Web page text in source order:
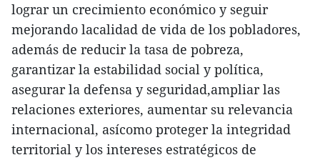
lograr un crecimiento económico y seguir
mejorando lacalidad de vida de los pobladores,
además de reducir la tasa de pobreza,
garantizar la estabilidad social y política,
asegurar la defensa y seguridad,ampliar las
relaciones exteriores, aumentar su relevancia
internacional, asícomo proteger la integridad
territorial y los intereses estratégicos de